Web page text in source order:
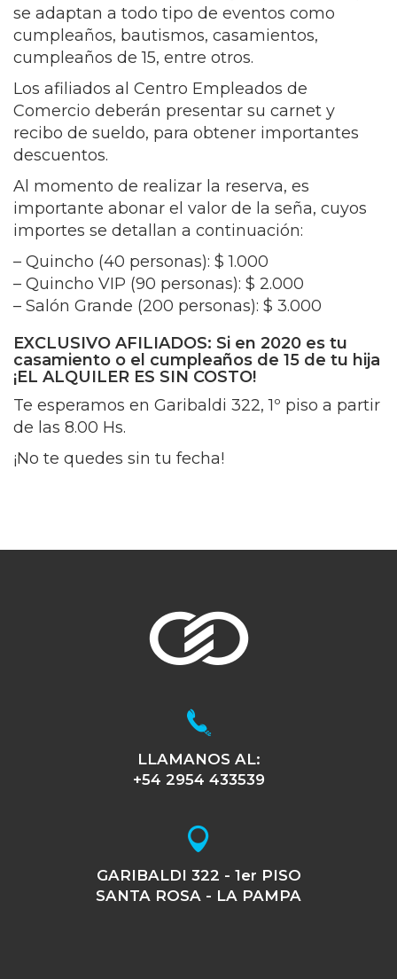
se adaptan a todo tipo de eventos como
cumpleaños, bautismos, casamientos,
cumpleaños de 15, entre otros.
Los afiliados al Centro Empleados de
Comercio deberán presentar su carnet y
recibo de sueldo, para obtener importantes
descuentos.
Al momento de realizar la reserva, es
importante abonar el valor de la seña, cuyos
importes se detallan a continuación:
– Quincho (40 personas): $ 1.000
– Quincho VIP (90 personas): $ 2.000
– Salón Grande (200 personas): $ 3.000
EXCLUSIVO AFILIADOS: Si en 2020 es tu
casamiento o el cumpleaños de 15 de tu hija
¡EL ALQUILER ES SIN COSTO!
Te esperamos en Garibaldi 322, 1º piso a partir
de las 8.00 Hs.
¡No te quedes sin tu fecha!
LLAMANOS AL:
+54 2954 433539
GARIBALDI 322 - 1er PISO
SANTA ROSA - LA PAMPA